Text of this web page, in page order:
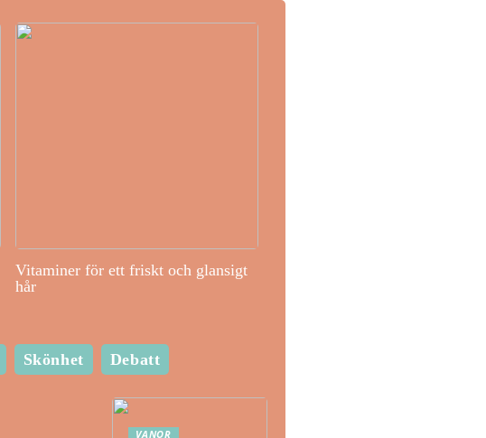
Vitaminer för ett friskt och glansigt
hår
Skönhet Debatt
VANOR